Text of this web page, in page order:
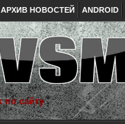
АРХИВ НОВОСТЕЙ ANDROID